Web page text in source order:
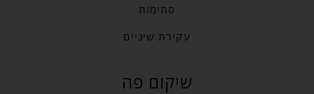
סתימות
עקירת שיניים
שיקום פה